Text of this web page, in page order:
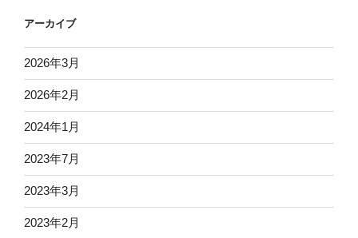
ン
アーカイブ
2026年3月
2026年2月
2024年1月
2023年7月
2023年3月
2023年2月